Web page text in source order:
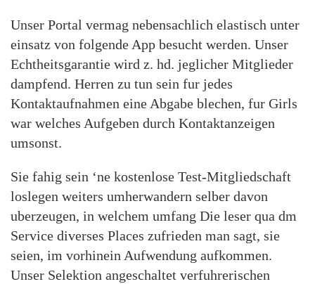
Unser Portal vermag nebensachlich elastisch unter
einsatz von folgende App besucht werden. Unser
Echtheitsgarantie wird z. hd. jeglicher Mitglieder
dampfend. Herren zu tun sein fur jedes
Kontaktaufnahmen eine Abgabe blechen, fur Girls
war welches Aufgeben durch Kontaktanzeigen
umsonst.
Sie fahig sein ‘ne kostenlose Test-Mitgliedschaft
loslegen weiters umherwandern selber davon
uberzeugen, in welchem umfang Die leser qua dm
Service diverses Places zufrieden man sagt, sie
seien, im vorhinein Aufwendung aufkommen.
Unser Selektion angeschaltet verfuhrerischen